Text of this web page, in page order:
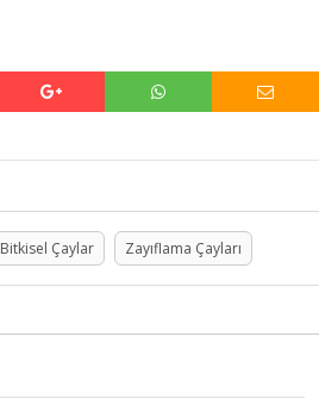
Bitkisel Çaylar Zayıflama Çayları